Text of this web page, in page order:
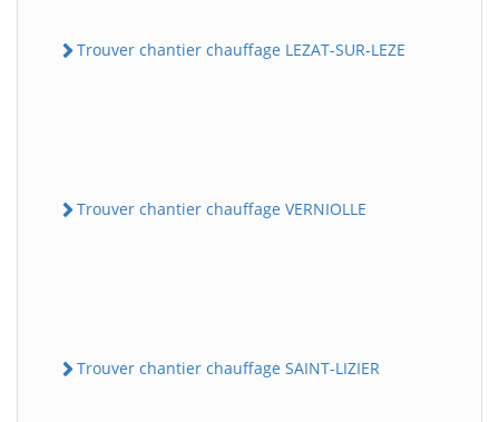
Trouver chantier chauffage LEZAT-SUR-LEZE
Trouver chantier chauffage VERNIOLLE
Trouver chantier chauffage SAINT-LIZIER